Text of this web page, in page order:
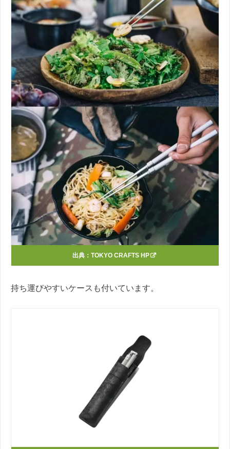
出典： TOKYO CRAFTS HP
持ち運びやすいケースも付いています。